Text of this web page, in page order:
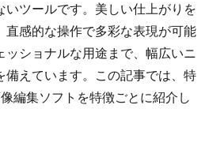
いツールです。美しい仕上がりを
直感的な操作で多彩な表現が可能
ッショナルな用途まで、幅広いニ
備えています。この記事では、特
編集ソフトを特徴ごとに紹介し